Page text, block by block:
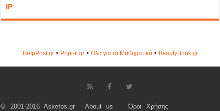
IP
HelpPost.gr• Popi-it.gr•Όλα για τα Μαθηματικά• ΒeautyΒook.gr
© 2001-2016 Asxetos.gr About us
Όροι Χρήσης